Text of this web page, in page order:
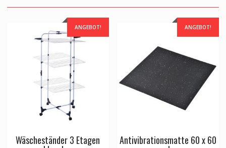
ANGEBOT!
Wäscheständer 3 Etagen
ANGEBOT!
Antivibrationsmatte 60 x 60